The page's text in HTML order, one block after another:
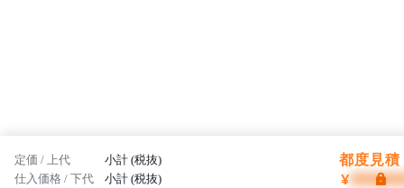
定価 / 上代 小計 (税抜) 都度見積
仕入価格 / 下代 小計 (税抜) ¥